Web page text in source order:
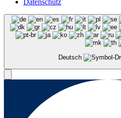
Datenschutz
Deutsch